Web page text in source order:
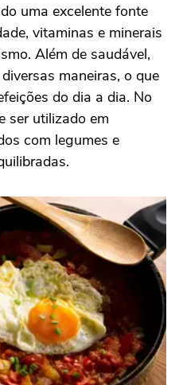
uma excelente fonte
vitaminas e minerais
Além de saudável,
maneiras, o que
do dia a dia. No
ser utilizado em
com legumes e